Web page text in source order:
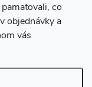
co
objednávky a
vás
vyhrazena.